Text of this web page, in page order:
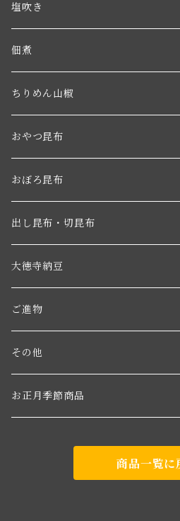
塩吹き
佃煮
ちりめん山椒
おやつ昆布
おぼろ昆布
出し昆布・切昆布
大徳寺納豆
ご進物
その他
わかめ
お正月季節商品
商品一覧に